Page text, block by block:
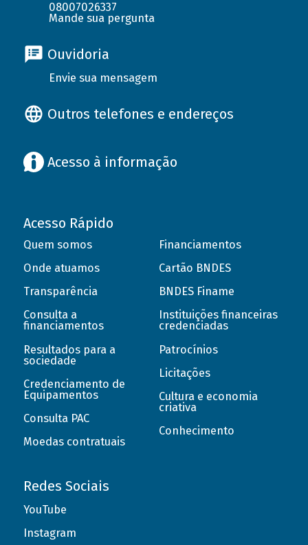
08007026337
Mande sua pergunta
Ouvidoria
Envie sua mensagem
Outros telefones e endereços
Acesso à informação
Acesso Rápido
Quem somos
Onde atuamos
Transparência
Consulta a
financiamentos
Resultados para a
sociedade
Credenciamento de
Equipamentos
Consulta PAC
Moedas contratuais
Financiamentos
Cartão BNDES
BNDES Finame
Instituições financeiras
credenciadas
Patrocínios
Licitações
Cultura e economia
criativa
Conhecimento
Redes Sociais
YouTube
Instagram